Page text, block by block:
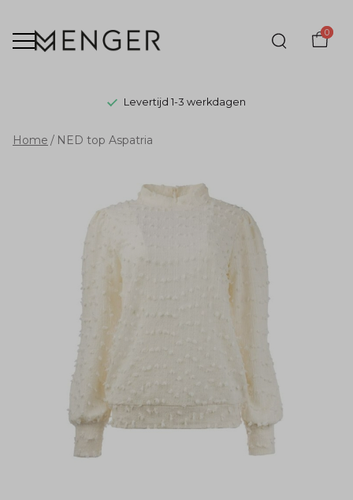
0
Levertijd 1-3 werkdagen
NED
Aspatria
Menger
Mode
Home NED top Aspatria